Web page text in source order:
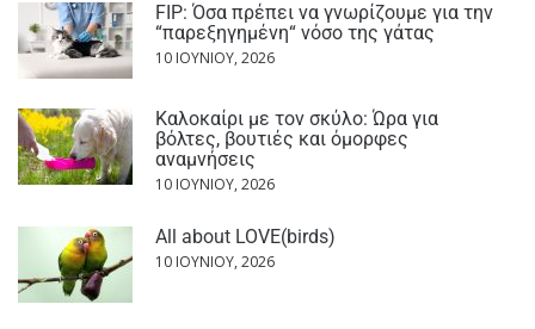
FIP: Όσα πρέπει να γνωρίζουμε για την
“παρεξηγημένη“ νόσο της γάτας
10 ΙΟΥΝΊΟΥ, 2026
Καλοκαίρι με τον σκύλο: Ώρα για
βόλτες, βουτιές και όμορφες
αναμνήσεις
10 ΙΟΥΝΊΟΥ, 2026
All about LOVE(birds)
10 ΙΟΥΝΊΟΥ, 2026